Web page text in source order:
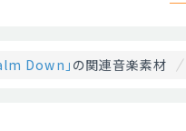
Down」の関連音楽素材